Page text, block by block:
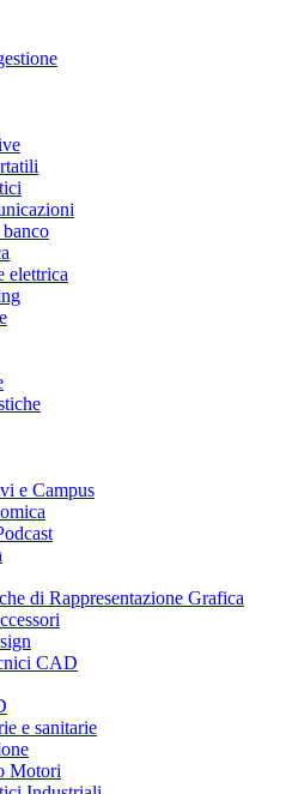
elettrica
e Campus
di Rappresentazione Grafica
CAD
e sanitarie
Motori